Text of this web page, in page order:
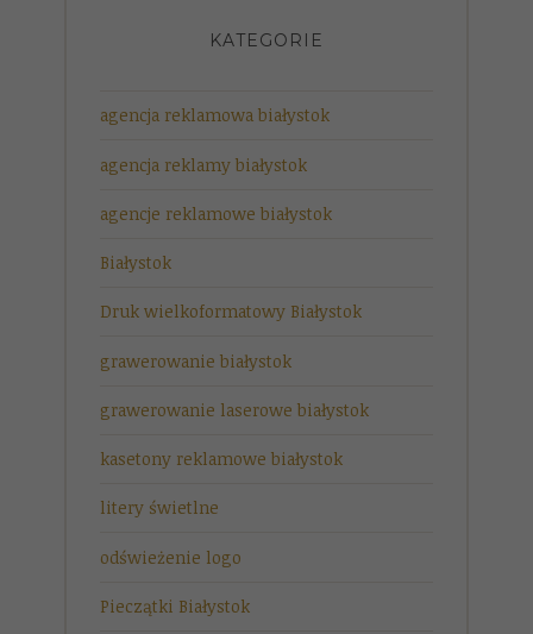
KATEGORIE
agencja reklamowa białystok
agencja reklamy białystok
agencje reklamowe białystok
Białystok
Druk wielkoformatowy Białystok
grawerowanie białystok
grawerowanie laserowe białystok
kasetony reklamowe białystok
litery świetlne
odświeżenie logo
Pieczątki Białystok